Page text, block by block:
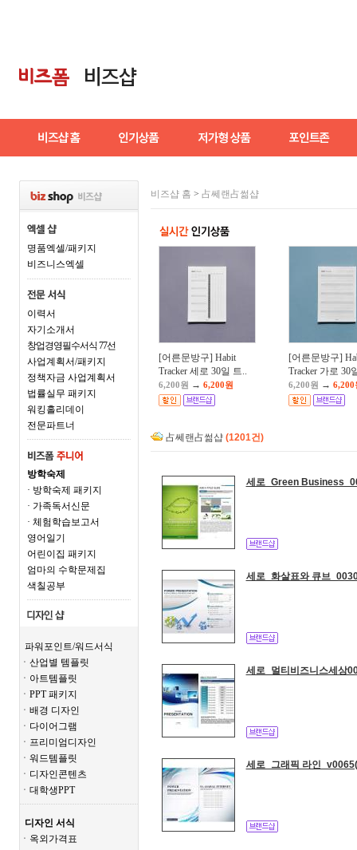
명품엑셀/패키지
비즈니스엑셀
이력서
자기소개서
창업경영필수서식 77선
사업계획서/패키지
정책자금 사업계획서
법률실무 패키지
워킹홀리데이
전문파트너
방학숙제
· 방학숙제 패키지
· 가족독서신문
· 체험학습보고서
영어일기
어린이집 패키지
엄마의 수학문제집
색칠공부
파워포인트/워드서식
ㆍ산업별 템플릿
ㆍ아트템플릿
ㆍPPT 패키지
ㆍ배경 디자인
ㆍ다이어그램
ㆍ프리미엄디자인
ㆍ워드템플릿
ㆍ디자인콘텐츠
ㆍ대학생PPT
디자인 서식
ㆍ옥외가격표
비즈샵 홈 > 占쎄랜占썲샵
[어른문방구] Habit
Tracker 세로 30일 트..
6,200원 → 6,200원
[어른문방구]
Tracker 가로 30
6,200원 → 6,200
占쎄랜占썲샵 (1201건)
세로_Green
세로_화살표와 큐브
세로_멀티비즈니스세상
세로_그래픽 라인